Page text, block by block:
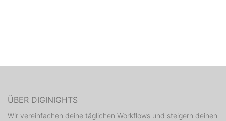
ÜBER DIGINIGHTS
Wir vereinfachen deine täglichen Workflows und steigern deinen